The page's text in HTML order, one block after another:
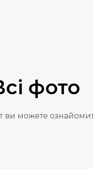
фото
ви можете